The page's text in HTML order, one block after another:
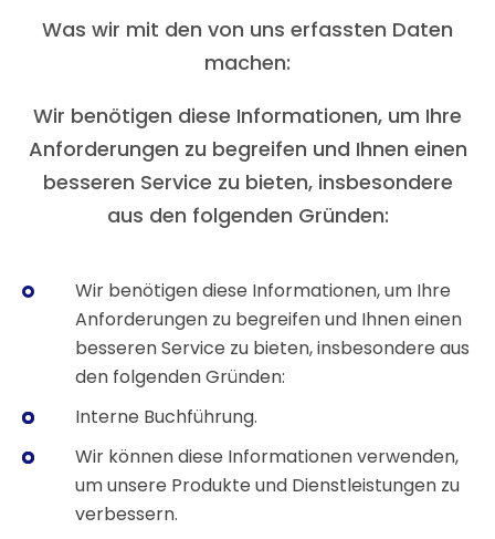
Was wir mit den von uns erfassten Daten
machen:
Wir benötigen diese Informationen, um Ihre
Anforderungen zu begreifen und Ihnen einen
besseren Service zu bieten, insbesondere
aus den folgenden Gründen:
Wir benötigen diese Informationen, um Ihre
Anforderungen zu begreifen und Ihnen einen
besseren Service zu bieten, insbesondere aus
den folgenden Gründen:
Interne Buchführung.
Wir können diese Informationen verwenden,
um unsere Produkte und Dienstleistungen zu
verbessern.